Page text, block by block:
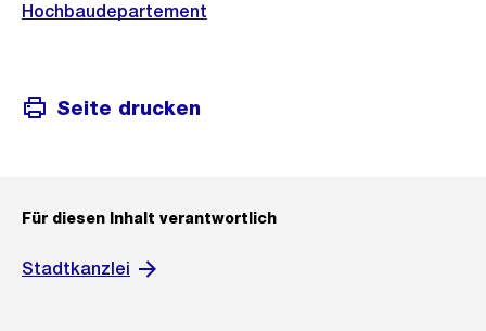
Hochbaudepartement
Seite drucken
Für diesen Inhalt verantwortlich
Stadtkanzlei